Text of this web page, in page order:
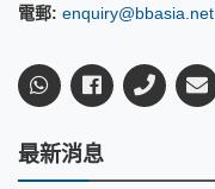
電郵: enquiry@bbasia.net
最新消息